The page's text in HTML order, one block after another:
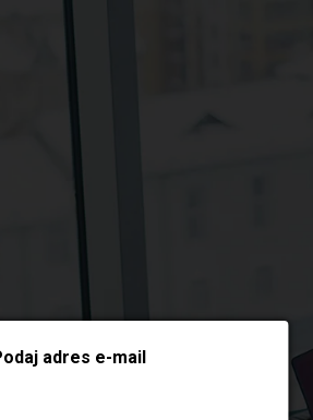
płatności
adres e-mail